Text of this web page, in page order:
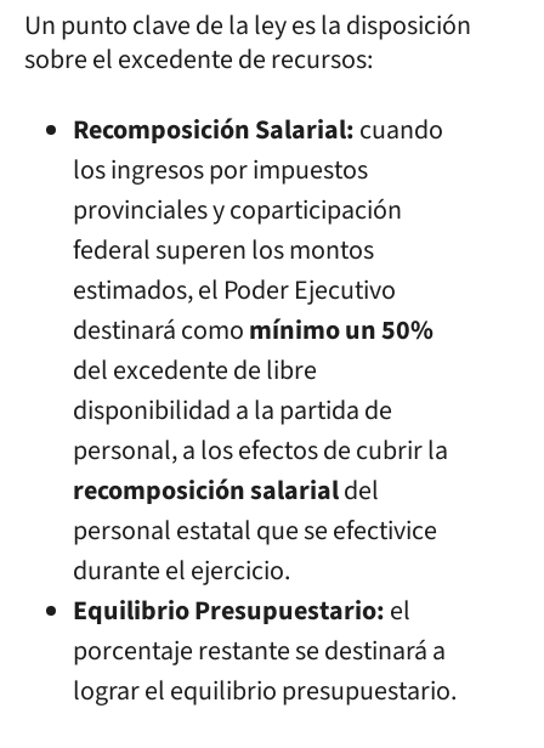
Un punto clave de la ley es la disposición
sobre el excedente de recursos:
Recomposición Salarial:cuando
los ingresos por impuestos
provinciales y coparticipación
federal superen los montos
estimados, el Poder Ejecutivo
destinará comomínimo un 50%
del excedente de libre
disponibilidad a la partida de
personal, a los efectos de cubrir la
recomposición salarialdel
personal estatal que se efectivice
durante el ejercicio.
Equilibrio Presupuestario:el
porcentaje restante se destinará a
lograr el equilibrio presupuestario.